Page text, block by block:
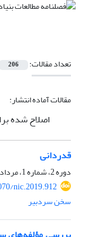
تعداد مقالات: 206
مقالات آماده انتشار:
اصلاح شده
قدردانی
دوره 2، شماره 1، مرداد 1398، صفحه
nic.2019.912
سخن سردبیر